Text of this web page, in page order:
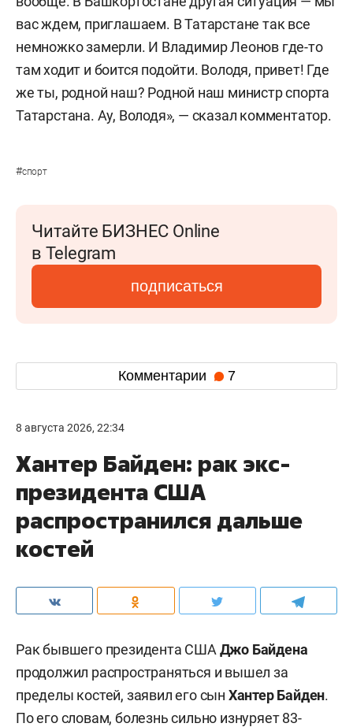
вас ждем, приглашаем. В Татарстане так все
немножко замерли. И Владимир Леонов где-то
там ходит и боится подойти. Володя, привет! Где
же ты, родной наш? Родной наш министр спорта
Татарстана. Ау, Володя», — сказал комментатор.
#спорт
Читайте БИЗНЕС Online
в Telegram
подписаться
Комментарии 7
8 августа 2026, 22:34
Хантер Байден: рак экс-
президента США
распространился дальше
костей
Рак бывшего президента США Джо Байдена
продолжил распространяться и вышел за
пределы костей, заявил его сын Хантер Байден.
По его словам, болезнь сильно изнуряет 83-